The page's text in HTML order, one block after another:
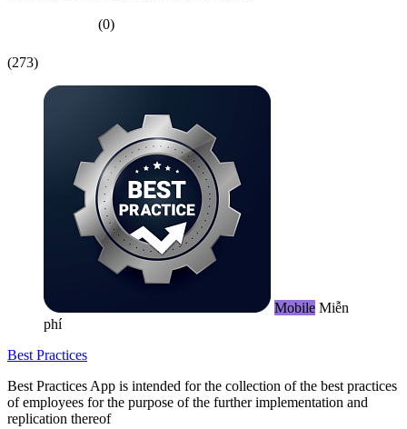
(0)
(273)
Mobile Miễn
phí
Best Practices
Best Practices App is intended for the collection of the best practices
of employees for the purpose of the further implementation and
replication thereof